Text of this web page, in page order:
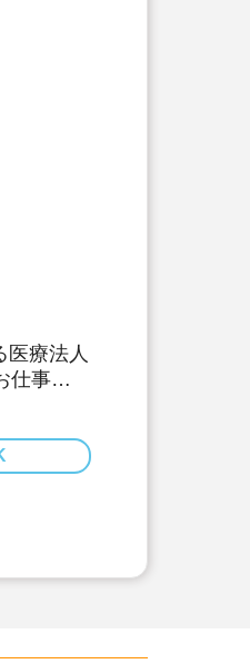
療法人
仕事で
働は4
、週3
ートと